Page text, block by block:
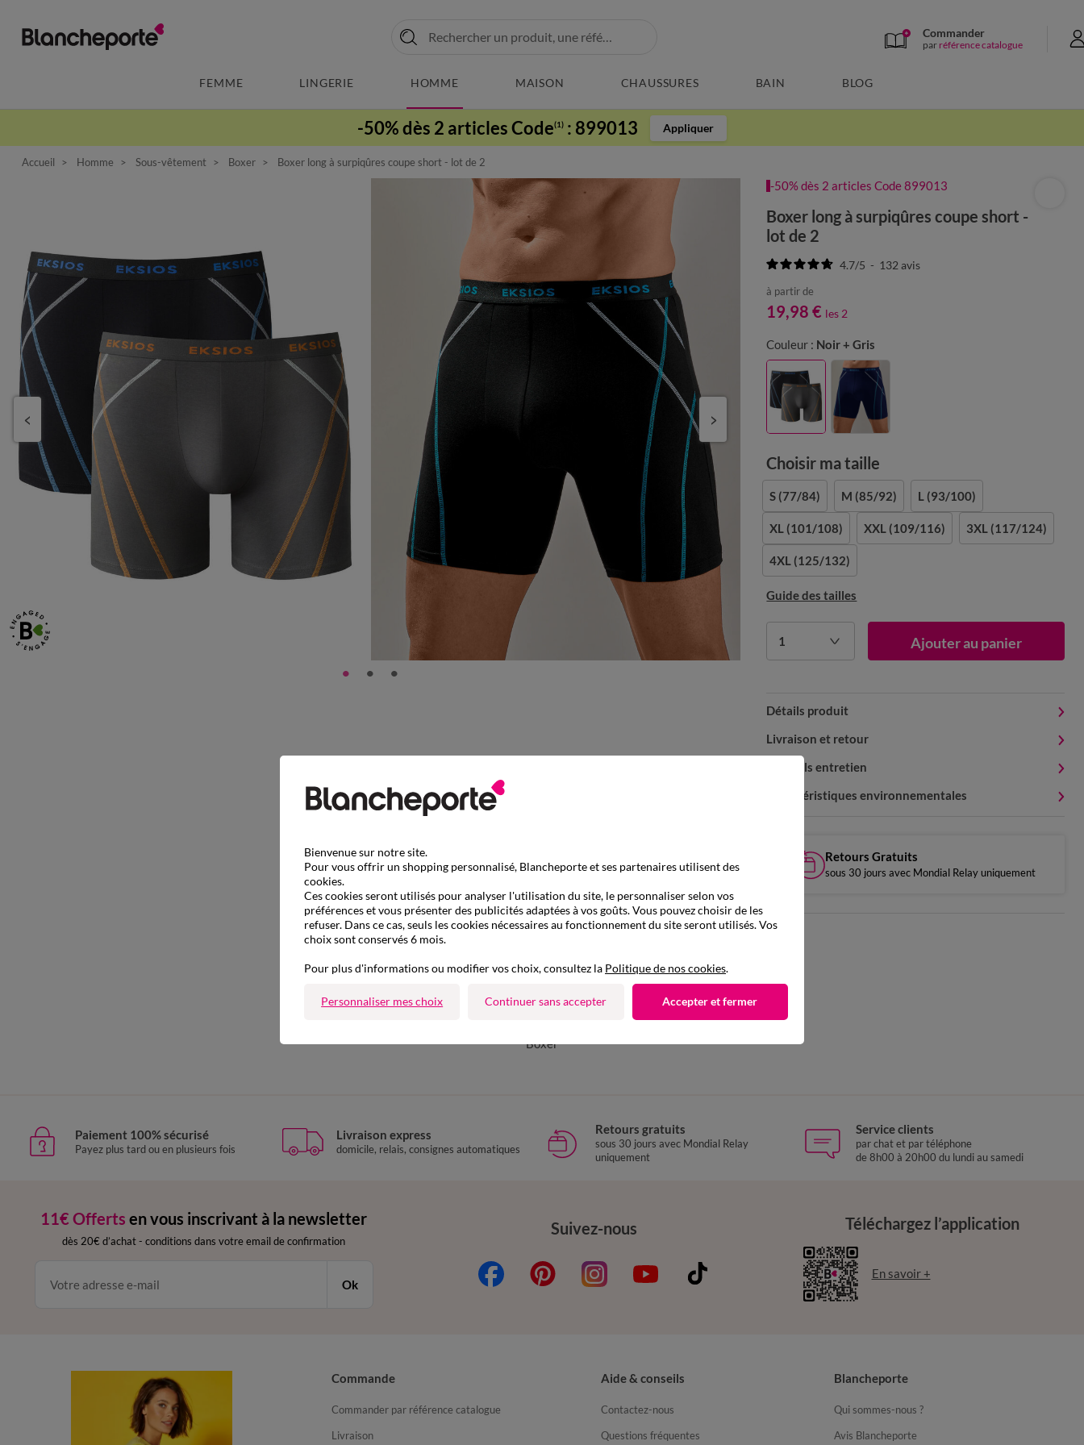
Commander
par référence catalogue
FEMME LINGERIE HOMME MAISON CHAUSSURES BAIN BLOG
-50% dès 2 articles Code(1) : 899013 Appliquer
Accueil Homme Sous-vêtement Boxer Boxer long à surpiqûres coupe short - lot de 2
-50% dès 2 articles Code 899013
Boxer long à surpiqûres coupe short -
lot de 2
4.7/5 - 132avis
à partir de
19,98 € les 2
Couleur : Noir + Gris
Choisir ma taille
S (77/84) M (85/92) L (93/100)
XL (101/108) XXL (109/116) 3XL (117/124)
4XL (125/132)
Guide des tailles
1 Ajouter au panier
Détails produit
Livraison et retour
Conseils entretien
Caractéristiques environnementales
Retours Gratuits
sous 30 jours avec Mondial Relay uniquement
Boxer
Paiement 100% sécurisé
Payez plus tard ou en plusieurs fois
Livraison express
domicile, relais, consignes automatiques
Retours gratuits
sous 30 jours avec Mondial Relay
uniquement
Service clients
par chat et par téléphone
de 8h00 à 20h00 du lundi au samedi
11€ Offerts en vous inscrivant à la newsletter
dès 20€ d’achat - conditions dans votre email de confirmation
Ok
Suivez-nous Téléchargez l’application
En savoir +
Commande
Commander par référence catalogue
Livraison
Aide & conseils
Contactez-nous
Questions fréquentes
Blancheporte
Qui sommes-nous ?
Avis Blancheporte
Bienvenue sur notre site.
Pour vous offrir un shopping personnalisé, Blancheporte et ses partenaires utilisent des
cookies.
Ces cookies seront utilisés pour analyser l'utilisation du site, le personnaliser selon vos
préférences et vous présenter des publicités adaptées à vos goûts. Vous pouvez choisir de les
refuser. Dans ce cas, seuls les cookies nécessaires au fonctionnement du site seront utilisés. Vos
choix sont conservés 6 mois.
Pour plus d'informations ou modifier vos choix, consultez la Politique de nos cookies.
Personnaliser mes choix Continuer sans accepter Accepter et fermer